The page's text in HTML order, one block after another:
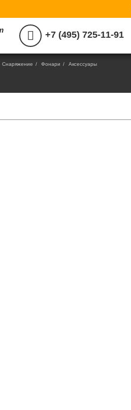
 +7 (495) 725-11-91
Снаряжение / Фонари / Аксессуары